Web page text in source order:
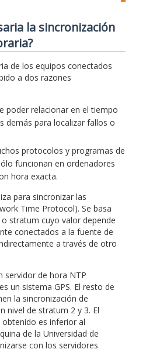
la sincronización
de los equipos conectados
a dos razones
poder relacionar en el tiempo
demás para localizar fallos o
protocolos y programas de
funcionan en ordenadores
hora exacta.
para sincronizar las
Time Protocol). Se basa
stratum cuyo valor depende
conectados a la fuente de
a través de otro
servidor de hora NTP
un sistema GPS. El resto de
la sincronización de
nivel de stratum 2 y 3. El
es inferior al
de la Universidad de
con los servidores